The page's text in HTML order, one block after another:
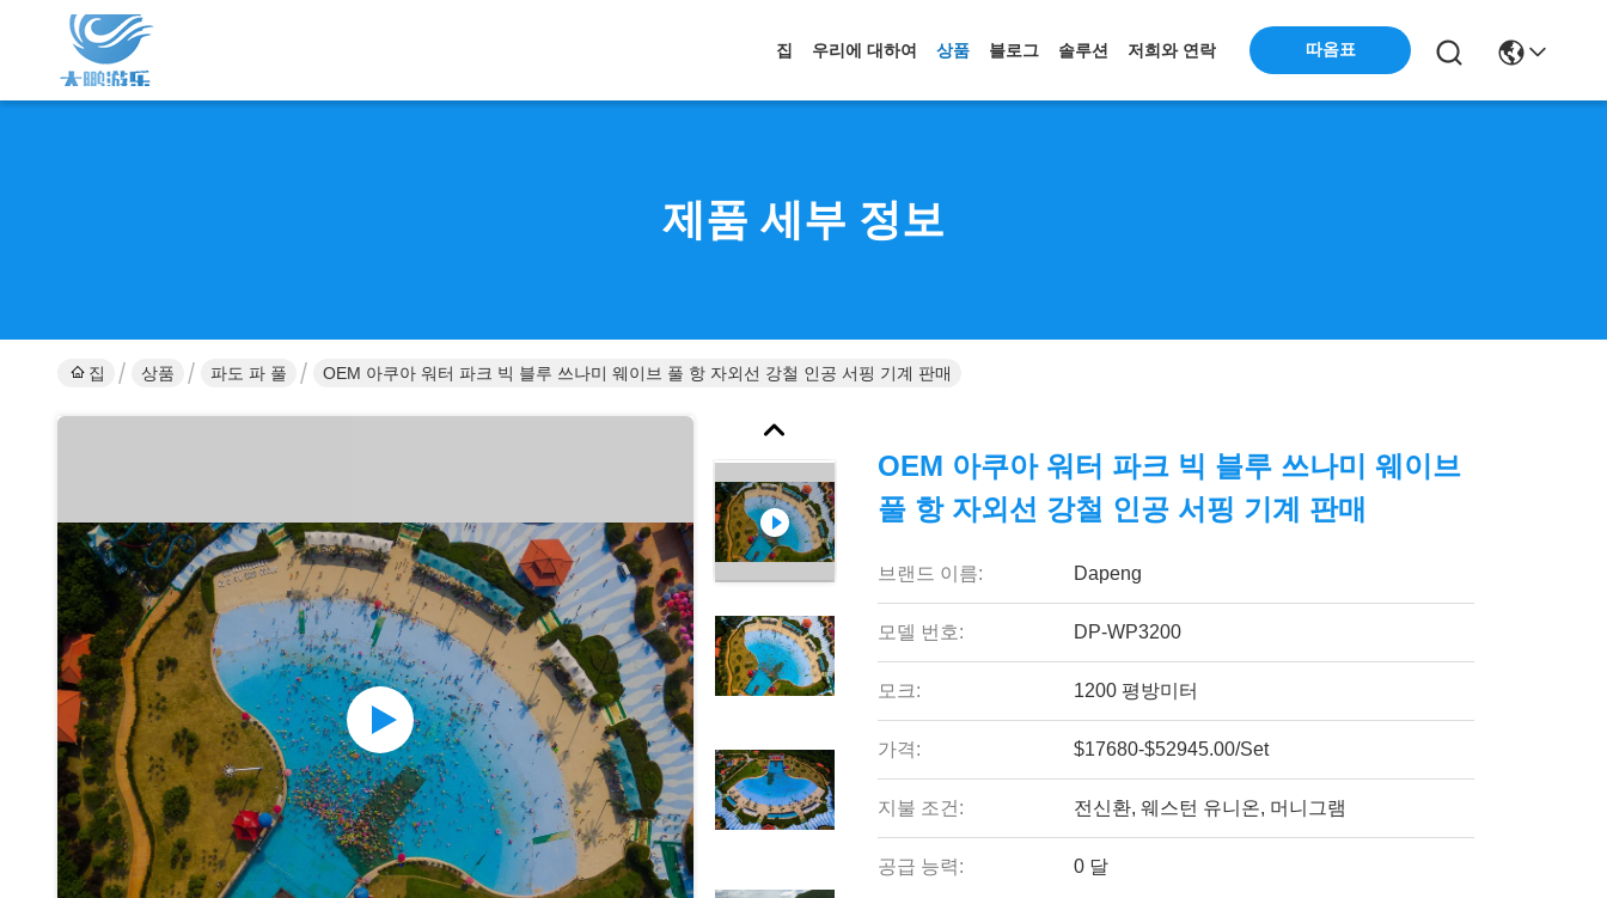
집 우리에 대하여 상품 블로그 솔루션 저희와 연락 따옴표
제품 세부 정보
집 상품 파도 파 풀 OEM 아쿠아 워터 파크 빅 블루 쓰나미 웨이브 풀 항 자외선 강철 인공 서핑 기계 판매
OEM 아쿠아 워터 파크 빅 블루 쓰나미 웨이브
풀 항 자외선 강철 인공 서핑 기계 판매
브랜드 이름: Dapeng
모델 번호: DP-WP3200
모크: 1200 평방미터
가격: $17680-$52945.00/Set
지불 조건: 전신환, 웨스턴 유니온, 머니그램
공급 능력: 0 달